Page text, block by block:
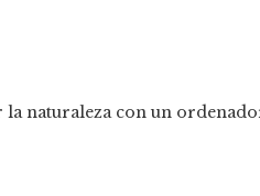
naturaleza con un